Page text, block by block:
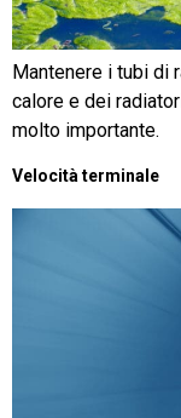
Mantenere i tubi di
calore e dei
molto importante.
Velocità terminale